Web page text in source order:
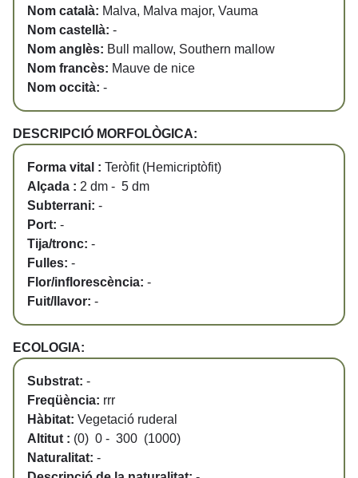
Nom català: Malva, Malva major, Vauma
Nom castellà: -
Nom anglès: Bull mallow, Southern mallow
Nom francès: Mauve de nice
Nom occità: -
DESCRIPCIÓ MORFOLÒGICA:
Forma vital : Teròfit (Hemicriptòfit)
Alçada : 2 dm - 5 dm
Subterrani: -
Port: -
Tija/tronc: -
Fulles: -
Flor/inflorescència: -
Fuit/llavor: -
ECOLOGIA:
Substrat: -
Freqüència: rrr
Hàbitat: Vegetació ruderal
Altitut : (0) 0 - 300 (1000)
Naturalitat: -